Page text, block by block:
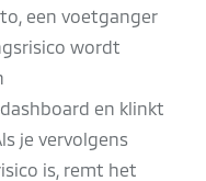
een voetganger
wordt
en klinkt
je vervolgens
is, remt het